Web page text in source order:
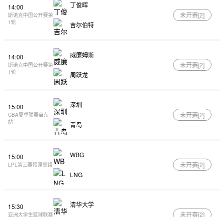
14:00
斯诺克中国公开赛第
1轮
丁俊晖
吉尔伯特
未开赛[2]
14:00
斯诺克中国公开赛第
1轮
威廉姆斯
周跃龙
未开赛[2]
15:00
CBA夏季联赛启东
站
深圳
青岛
未开赛[2]
15:00
LPL第三赛段涅槃组
WBG
LNG
未开赛[2]
15:30
亚洲大学生篮球联赛
清华大学
未开赛[2]